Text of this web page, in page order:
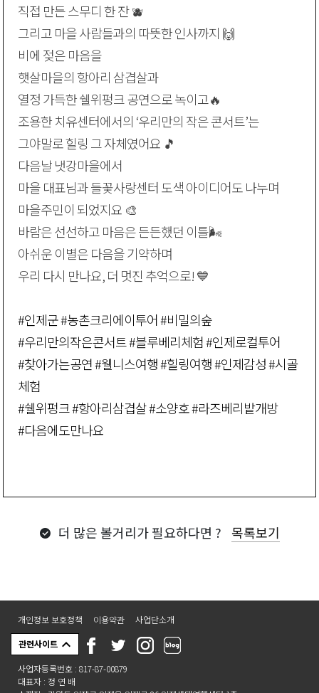
직접 만든 스무디 한 잔 🫐
그리고 마을 사람들과의 따뜻한 인사까지 🙌
비에 젖은 마음을
햇살마을의 항아리 삼겹살과
열정 가득한 쉘위펑크 공연으로 녹이고🔥
조용한 치유센터에서의 ‘우리만의 작은 콘서트’는
그야말로 힐링 그 자체였어요 🎵
다음날 냇강마을에서
마을 대표님과 들꽃사랑센터 도색 아이디어도 나누며
마을주민이 되었지요 🎨
바람은 선선하고 마음은 든든했던 이틀🌬️
아쉬운 이별은 다음을 기약하며
우리 다시 만나요, 더 멋진 추억으로! 💙
#인제군#농촌크리에이투어#비밀의숲
#우리만의작은콘서트#블루베리체험#인제로컬투어
#찾아가는공연#웰니스여행#힐링여행#인제감성#시골
체험
#쉘위펑크#항아리삼겹살#소양호#라즈베리밭개방
#다음에도만나요
더 많은 볼거리가 필요하다면 ? 목록보기
개인정보 보호정책 이용약관 사업단소개
관련사이트
사업자등록번호 : 817-87-00879
대표자 : 정 연 배